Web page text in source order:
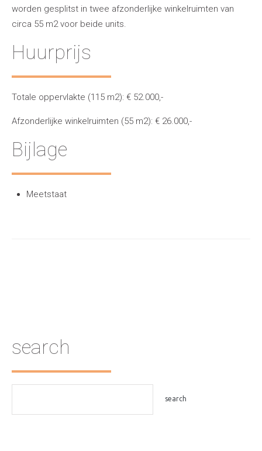
worden gesplitst in twee afzonderlijke winkelruimten van
circa 55 m2 voor beide units.
Huurprijs
Totale oppervlakte (115 m2): € 52.000,-
Afzonderlijke winkelruimten (55 m2): € 26.000,-
Bijlage
Meetstaat
search